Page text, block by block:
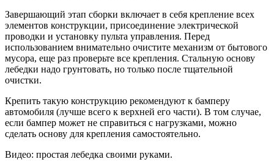
Завершающий этап сборки включает в себя крепление всех
элементов конструкции, присоединение электрической
проводки и установку пульта управления. Перед
использованием внимательно очистите механизм от бытового
мусора, еще раз проверьте все крепления. Стальную основу
лебедки надо грунтовать, но только после тщательной
очистки.
Крепить такую конструкцию рекомендуют к бамперу
автомобиля (лучше всего к верхней его части). В том случае,
если бампер может не справиться с нагрузками, можно
сделать основу для крепления самостоятельно.
Видео: простая лебедка своими руками.